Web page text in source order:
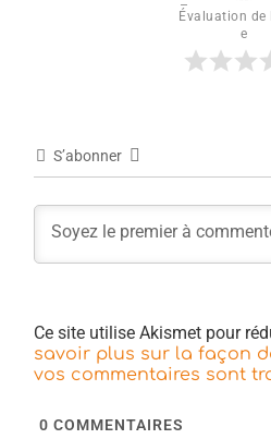
Évaluation de
e
S’abonner
Ce site utilise Akismet pour
savoir plus sur la façon
vos commentaires sont
0 COMMENTAIRES